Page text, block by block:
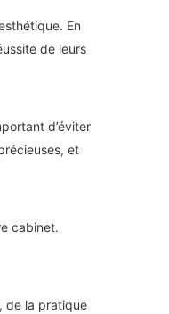
En
de leurs
d’éviter
et
cabinet.
de la pratique